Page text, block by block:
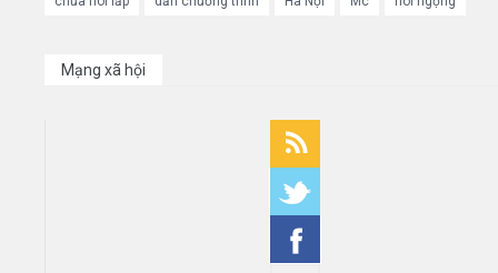
Mạng xã hội